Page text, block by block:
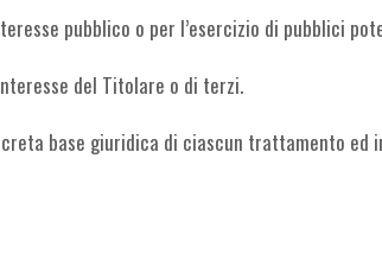
pubblico o per l’esercizio di pubblici
del Titolare o di terzi.
base giuridica di ciascun trattamento